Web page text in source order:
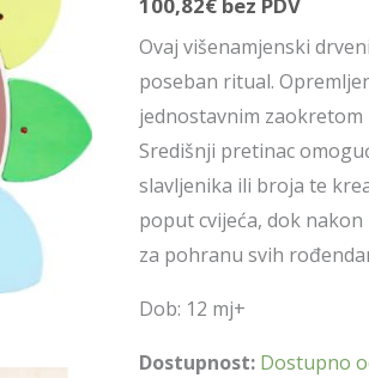
100,82€ bez PDV
Ovaj višenamjenski
poseban ritual.
jednostavnim zaokretom
Središnji pretinac
slavljenika ili broja te
poput cvijeća, dok
za pohranu svih
Dob: 12 mj+
Dostupnost: Dostupno